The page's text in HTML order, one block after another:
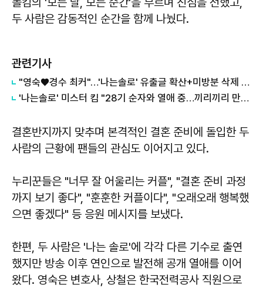
두 사람은 감동적인 순간을 함께 나눴다.
관련기사
"영숙♥경수 최커"…'나는솔로' 유출글 확산+미방분 삭제 이유
'나는솔로' 미스터 킴 "28기 순자와 열애 중…끼리끼리 만났다"
결혼반지까지 맞추며 본격적인 결혼 준비에 돌입한 두
사람의 근황에 팬들의 관심도 이어지고 있다.
누리꾼들은 "너무 잘 어울리는 커플", "결혼 준비 과정
까지 보기 좋다", "훈훈한 커플이다", "오래오래 행복했
으면 좋겠다" 등 응원 메시지를 보냈다.
한편, 두 사람은 '나는 솔로'에 각각 다른 기수로 출연
했지만 방송 이후 연인으로 발전해 공개 열애를 이어
왔다. 영숙은 변호사, 상철은 한국전력공사 직원으로